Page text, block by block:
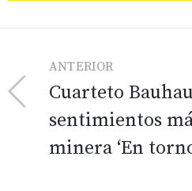
ANTERIOR
Cuarteto
sentimientos
minera ‘En